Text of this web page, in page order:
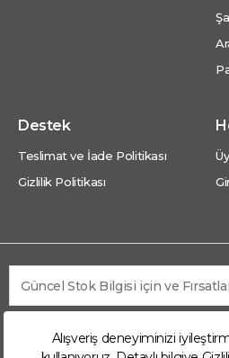
Alışveriş deneyiminizi
Destek
Teslimat ve İade Politikası
Gizlilik Politikası